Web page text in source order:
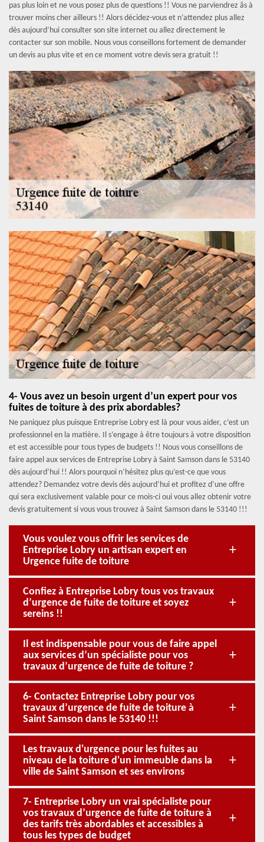
pas plus loin et ne vous posez plus de questions !! Vous ne parviendrez âs à
trouver moins cher ailleurs !! Alors décidez-vous et n’attendez plus allez
dès aujourd’hui consulter son site internet ou allez directement le
contacter sur son mobile. Nous vous conseillons fortement de demander
un devis au plus vite et en ce moment votre devis sera gratuit !!
4- Vous avez un besoin urgent d’un expert pour vos
fuites de toiture à des prix abordables?
Ne paniquez plus puisque Entreprise Lobry est là pour vous aider, c’est un
professionnel en la matière. Il s’engage à être toujours à votre disposition
et est accessible pour tous types de budgets !! Nous vous conseillons de
faire appel aux services de Entreprise Lobry à Saint Samson dans le 53140
dès aujourd’hui !! Alors pourquoi n’hésitez plus qu’est-ce que vous
attendez? Demandez votre devis dès aujourd’hui et profitez d’une offre
qui sera exclusivement valable pour ce mois-ci oui vous allez obtenir votre
devis gratuitement si vous vous trouvez à Saint Samson dans le 53140 !!!
Vous voulez vous offrir les services de
Entreprise Lobry un artisan expert en
Urgence fuite de toiture
Confiez à Entreprise Lobry tous vos travaux
d’urgence de fuite de toiture et soyez
sereins !!
Il est indispensable pour vous de faire appel
aux services d’un spécialiste pour vos
travaux d’urgence de fuite de toiture ?
6- Contactez Entreprise Lobry pour vos
travaux d’urgence de fuite de toiture à
Saint Samson dans le 53140 !!!
Les travaux d'urgence pour les fuites au
niveau de la toiture d'un immeuble dans la
ville de Saint Samson et ses environs
7- Entreprise Lobry un vrai spécialiste pour
vos travaux d’urgence de fuite de toiture à
des tarifs très abordables et accessibles à
tous les types de budget